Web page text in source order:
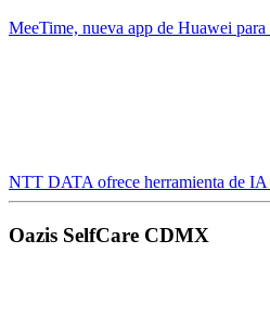
MeeTime, nueva app de Huawei
NTT DATA ofrece herramienta de IA
Oazis SelfCare CDMX